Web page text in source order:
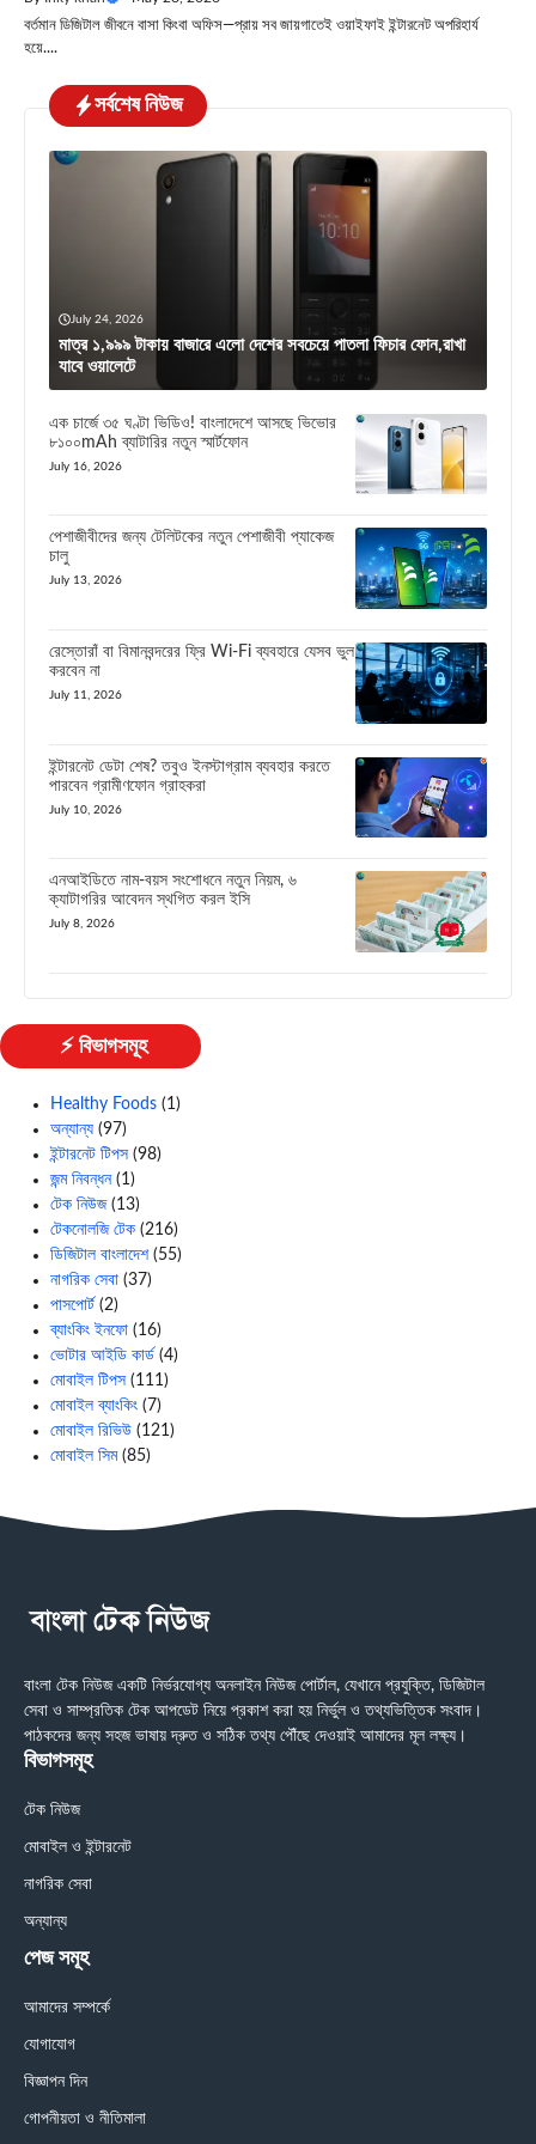
বর্তমান ডিজিটাল জীবনে বাসা কিংবা অফিস—প্রায় সব জায়গাতেই ওয়াইফাই ইন্টারনেট অপরিহার্য
হয়ে....
সর্বশেষ নিউজ
July 24, 2026
মাত্র ১,৯৯৯ টাকায় বাজারে এলো দেশের সবচেয়ে পাতলা ফিচার ফোন,রাখা
যাবে ওয়ালেটে
এক চার্জে ৩৫ ঘণ্টা ভিডিও! বাংলাদেশে আসছে ভিভোর
৮১০০mAh ব্যাটারির নতুন স্মার্টফোন
July 16, 2026
পেশাজীবীদের জন্য টেলিটকের নতুন পেশাজীবী প্যাকেজ
চালু
July 13, 2026
রেস্তোরাঁ বা বিমানবন্দরের ফ্রি Wi-Fi ব্যবহারে যেসব ভুল
করবেন না
July 11, 2026
ইন্টারনেট ডেটা শেষ? তবুও ইনস্টাগ্রাম ব্যবহার করতে
পারবেন গ্রামীণফোন গ্রাহকরা
July 10, 2026
এনআইডিতে নাম-বয়স সংশোধনে নতুন নিয়ম, ৬
ক্যাটাগরির আবেদন স্থগিত করল ইসি
July 8, 2026
⚡ বিভাগসমূহ
Healthy Foods (1)
অন্যান্য (97)
ইন্টারনেট টিপস (98)
জন্ম নিবন্ধন(1)
টেক নিউজ(13)
টেকনোলজি টেক (216)
ডিজিটাল বাংলাদেশ(55)
নাগরিক সেবা (37)
পাসপোর্ট (2)
ব্যাংকিং ইনফো (16)
ভোটার আইডি কার্ড (4)
মোবাইল টিপস (111)
মোবাইল ব্যাংকিং (7)
মোবাইল রিভিউ (121)
মোবাইল সিম(85)
বাংলা টেক নিউজ একটি নির্ভরযোগ্য অনলাইন নিউজ পোর্টাল, যেখানে প্রযুক্তি, ডিজিটাল
সেবা ও সাম্প্রতিক টেক আপডেট নিয়ে প্রকাশ করা হয় নির্ভুল ও তথ্যভিত্তিক সংবাদ।
পাঠকদের জন্য সহজ ভাষায় দ্রুত ও সঠিক তথ্য পৌঁছে দেওয়াই আমাদের মূল লক্ষ্য।
বিভাগসমূহ
টেক নিউজ
মোবাইল ও ইন্টারনেট
নাগরিক সেবা
অন্যান্য
পেজ সমূহ
আমাদের সম্পর্কে
যোগাযোগ
বিজ্ঞাপন দিন
গোপনীয়তা ও নীতিমালা